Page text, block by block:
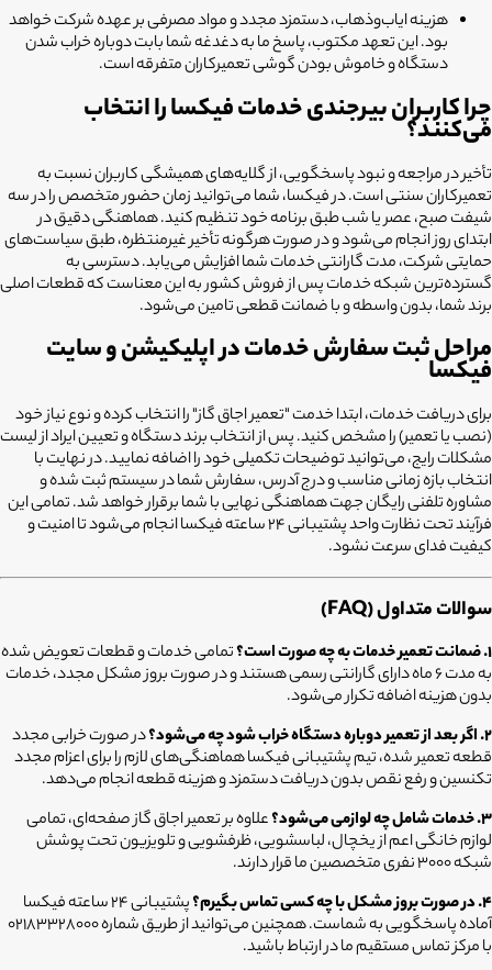
هزینه ایاب‌وذهاب، دستمزد مجدد و مواد مصرفی بر عهده شرکت خواهد
بود. این تعهد مکتوب، پاسخ ما به دغدغه شما بابت دوباره خراب شدن
دستگاه و خاموش بودن گوشی تعمیرکاران متفرقه است.
چرا کاربران بیرجندی خدمات فیکسا را انتخاب
می‌کنند؟
تأخیر در مراجعه و نبود پاسخگویی، از گلایه‌های همیشگی کاربران نسبت به
تعمیرکاران سنتی است. در فیکسا، شما می‌توانید زمان حضور متخصص را در سه
شیفت صبح، عصر یا شب طبق برنامه خود تنظیم کنید. هماهنگی دقیق در
ابتدای روز انجام می‌شود و در صورت هرگونه تأخیر غیرمنتظره، طبق سیاست‌های
حمایتی شرکت، مدت گارانتی خدمات شما افزایش می‌یابد. دسترسی به
گسترده‌ترین شبکه خدمات پس از فروش کشور به این معناست که قطعات اصلی
برند شما، بدون واسطه و با ضمانت قطعی تامین می‌شود.
مراحل ثبت سفارش خدمات در اپلیکیشن و سایت
فیکسا
برای دریافت خدمات، ابتدا خدمت "تعمیر اجاق گاز" را انتخاب کرده و نوع نیاز خود
(نصب یا تعمیر) را مشخص کنید. پس از انتخاب برند دستگاه و تعیین ایراد از لیست
مشکلات رایج، می‌توانید توضیحات تکمیلی خود را اضافه نمایید. در نهایت با
انتخاب بازه زمانی مناسب و درج آدرس، سفارش شما در سیستم ثبت شده و
مشاوره تلفنی رایگان جهت هماهنگی نهایی با شما برقرار خواهد شد. تمامی این
فرآیند تحت نظارت واحد پشتیبانی ۲۴ ساعته فیکسا انجام می‌شود تا امنیت و
کیفیت فدای سرعت نشود.
سوالات متداول (FAQ)
۱. ضمانت تعمیر خدمات به چه صورت است؟
تمامی خدمات و قطعات تعویض شده
به مدت ۶ ماه دارای گارانتی رسمی هستند و در صورت بروز مشکل مجدد، خدمات
بدون هزینه اضافه تکرار می‌شود.
۲. اگر بعد از تعمیر دوباره دستگاه خراب شود چه می‌شود؟
در صورت خرابی مجدد
قطعه تعمیر شده، تیم پشتیبانی فیکسا هماهنگی‌های لازم را برای اعزام مجدد
تکنسین و رفع نقص بدون دریافت دستمزد و هزینه قطعه انجام می‌دهد.
۳. خدمات شامل چه لوازمی می‌شود؟
علاوه بر تعمیر اجاق گاز صفحه‌ای، تمامی
لوازم خانگی اعم از یخچال، لباسشویی، ظرفشویی و تلویزیون تحت پوشش
شبکه ۳۰۰۰ نفری متخصصین ما قرار دارند.
۴. در صورت بروز مشکل با چه کسی تماس بگیرم؟
پشتیبانی ۲۴ ساعته فیکسا
آماده پاسخگویی به شماست. همچنین می‌توانید از طریق شماره ۰۲۱۸۳۳۲۸۰۰۰
با مرکز تماس مستقیم ما در ارتباط باشید.